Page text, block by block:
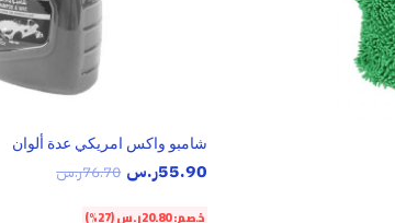
شامبو واكس امريكي عدة ألوان
55.90ر.س 76.70ر.س
خصم:20.80ر.س(27%)